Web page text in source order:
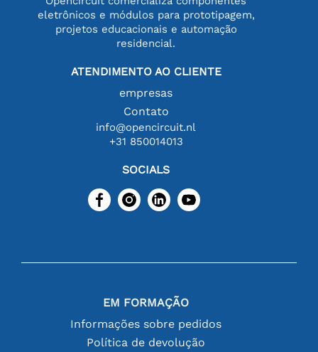
eletrônicos e módulos para prototipagem,
projetos educacionais e automação
residencial.
ATENDIMENTO AO CLIENTE
empresas
Contato
info@opencircuit.nl
+31 850014013
SOCIALS
EM FORMAÇÃO
Informações sobre pedidos
Política de devolução